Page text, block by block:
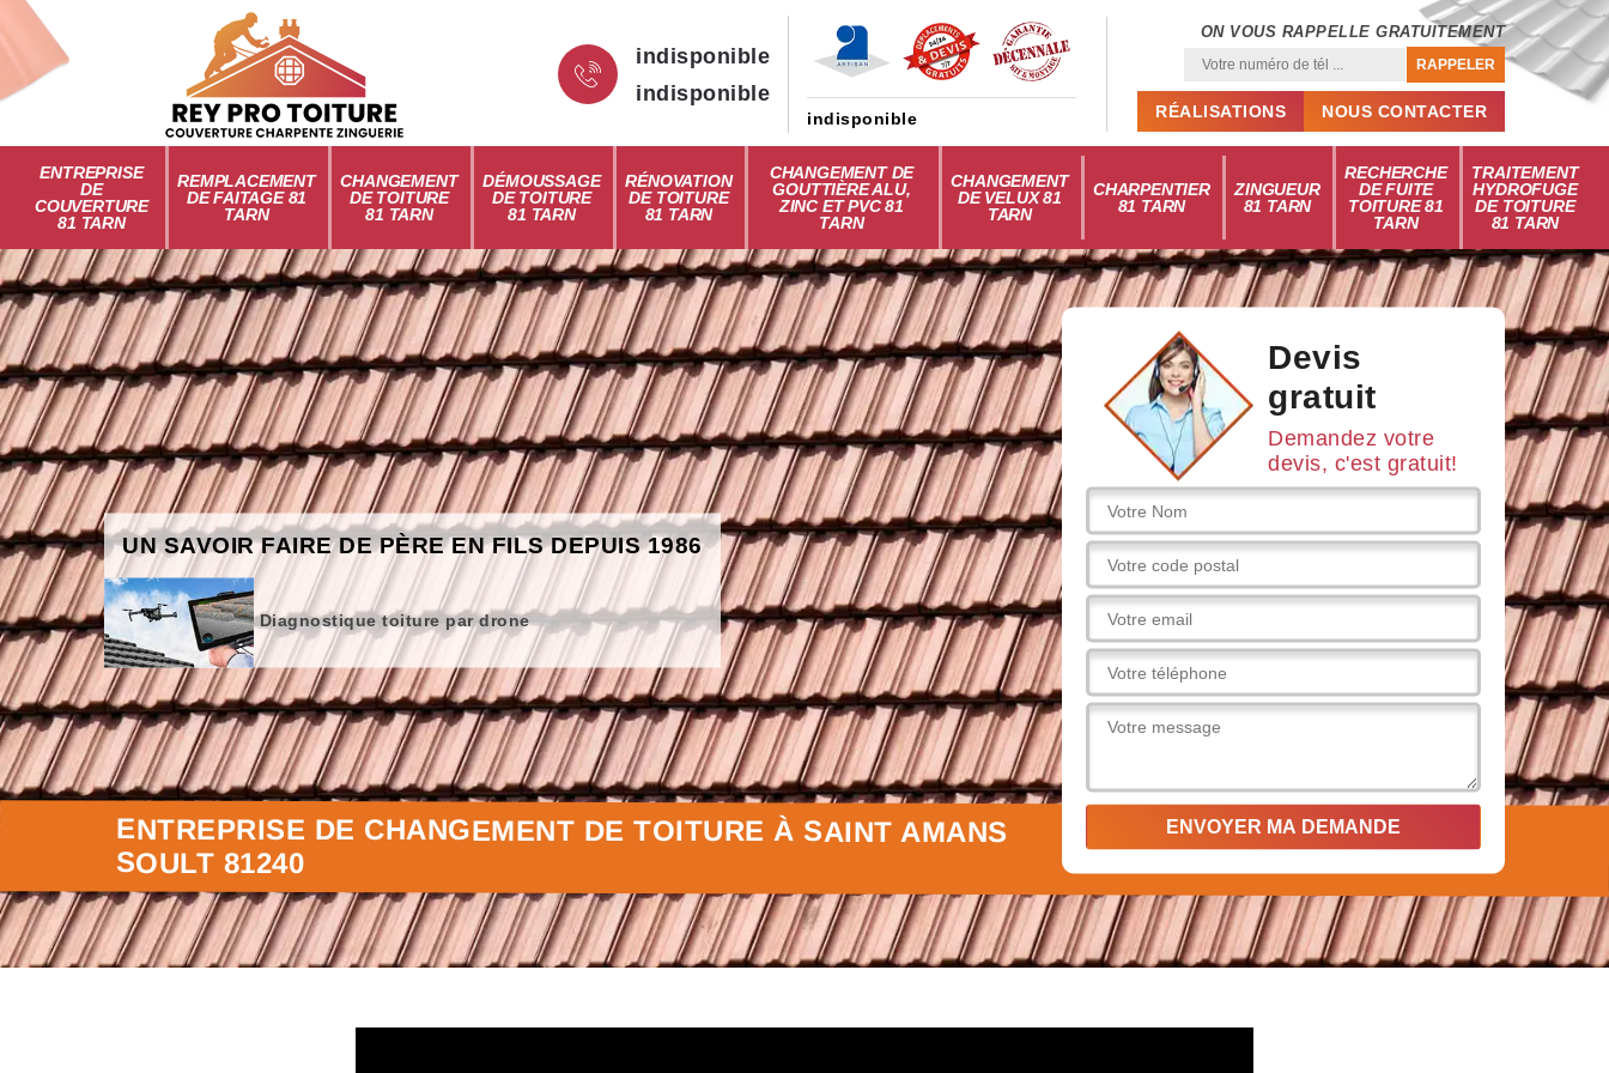
indisponible
indisponible
indisponible
ON VOUS RAPPELLE GRATUITEMENT
RÉALISATIONS NOUS CONTACTER
ENTREPRISE
DE
COUVERTURE
81 TARN
REMPLACEMENT
DE FAITAGE 81
TARN
CHANGEMENT
DE TOITURE
81 TARN
DÉMOUSSAGE
DE TOITURE
81 TARN
RÉNOVATION
DE TOITURE
81 TARN
CHANGEMENT DE
GOUTTIÈRE ALU,
ZINC ET PVC 81
TARN
CHANGEMENT
DE VELUX 81
TARN
CHARPENTIER
81 TARN
ZINGUEUR
81 TARN
RECHERCHE
DE FUITE
TOITURE 81
TARN
TRAITEMENT
HYDROFUGE
DE TOITURE
81 TARN
UN SAVOIR FAIRE DE PÈRE EN FILS DEPUIS 1986
Diagnostique toiture par drone
Devis
gratuit
Demandez votre
devis, c'est gratuit!
ENTREPRISE DE CHANGEMENT DE TOITURE À SAINT AMANS
SOULT 81240